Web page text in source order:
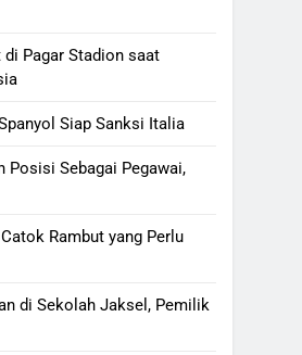
di Pagar Stadion saat
Siap Sanksi Italia
Posisi Sebagai Pegawai,
Rambut yang Perlu
di Sekolah Jaksel, Pemilik